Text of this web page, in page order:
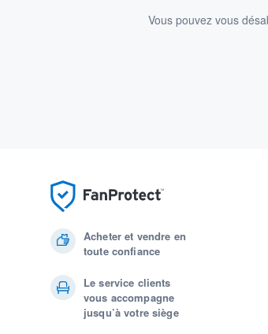
Vous pouvez vous
Acheter et vendre en
toute confiance
Le service clients
vous accompagne
jusqu’à votre siège